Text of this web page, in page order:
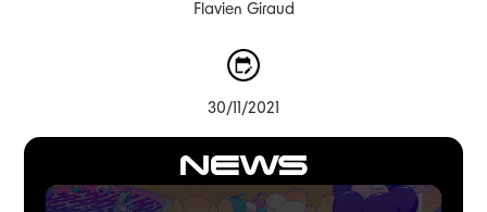
NEWS
Flavien Giraud
30/11/2021